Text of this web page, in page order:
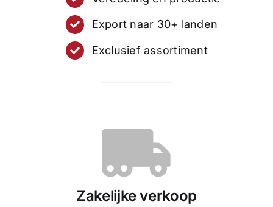
Export naar 30+ landen
Exclusief assortiment
Zakelijke verkoop